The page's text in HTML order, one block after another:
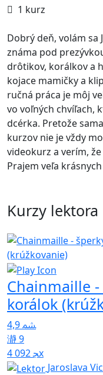
1 kurz
Dobrý deň, volám sa
známa pod
drôtikov, korálkov a
kojace mamičky a
ručná práca je môj
vo voľných chvíľach,
dcérka. Pretože
kurzov nie je vždy
videokurz a verím,
Prajem veľa
Kurzy lektora
Chainmaille
korálok
4,9
9
4 092x
Jaroslava